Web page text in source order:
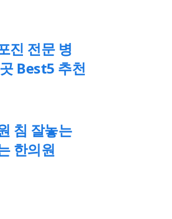
진 전문 병
Best5 추천
침 잘놓는
한의원